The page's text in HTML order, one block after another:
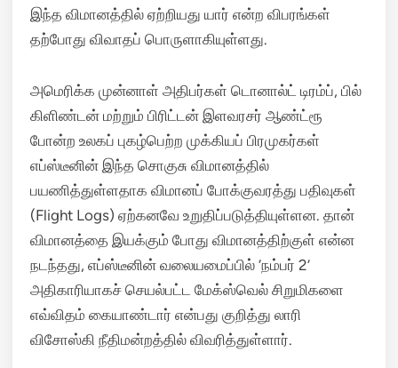
இந்த விமானத்தில் ஏற்றியது யார் என்ற விபரங்கள்
தற்போது விவாதப் பொருளாகியுள்ளது.
அமெரிக்க முன்னாள் அதிபர்கள் டொனால்ட் டிரம்ப், பில்
கிளிண்டன் மற்றும் பிரிட்டன் இளவரசர் ஆண்ட்ரூ
போன்ற உலகப் புகழ்பெற்ற முக்கியப் பிரமுகர்கள்
எப்ஸ்டீனின் இந்த சொகுசு விமானத்தில்
பயணித்துள்ளதாக விமானப் போக்குவரத்து பதிவுகள்
(Flight Logs) ஏற்கனவே உறுதிப்படுத்தியுள்ளன. தான்
விமானத்தை இயக்கும் போது விமானத்திற்குள் என்ன
நடந்தது, எப்ஸ்டீனின் வலையமைப்பில் ‘நம்பர் 2’
அதிகாரியாகச் செயல்பட்ட மேக்ஸ்வெல் சிறுமிகளை
எவ்விதம் கையாண்டார் என்பது குறித்து லாரி
விசோஸ்கி நீதிமன்றத்தில் விவரித்துள்ளார்.